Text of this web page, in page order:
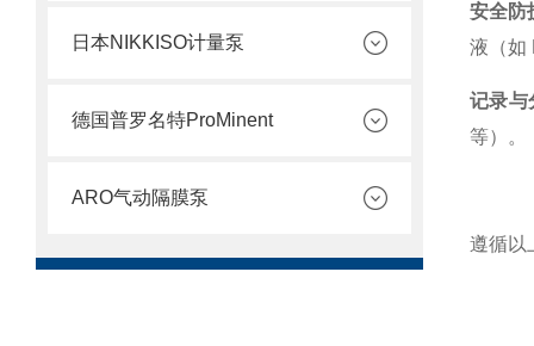
日本NIKKISO计量泵
德国普罗名特ProMinent
ARO气动隔膜泵
安全防
液（如
记录与
等）。
遵循以